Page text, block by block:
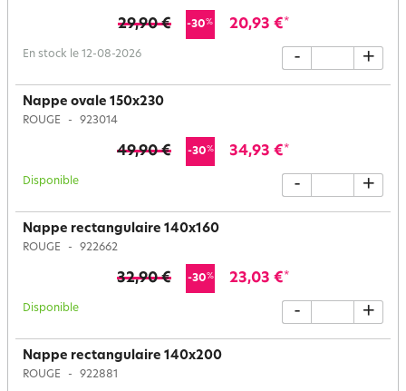
29,90 € -30% 20,93 €*
En stock le 12-08-2026 - +
Nappe ovale 150x230
ROUGE 923014
49,90 € -30% 34,93 €*
Disponible - +
Nappe rectangulaire 140x160
ROUGE 922662
32,90 € -30% 23,03 €*
Disponible - +
Nappe rectangulaire 140x200
ROUGE 922881